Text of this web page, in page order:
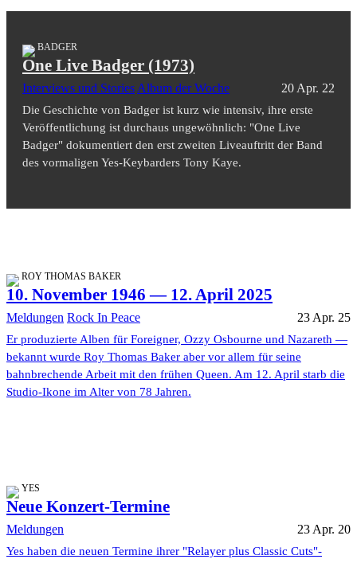
BADGER
One Live Badger (1973)
Interviews und Stories Album der Woche 20 Apr. 22
Die Geschichte von Badger ist kurz wie intensiv, ihre erste
Veröffentlichung ist durchaus ungewöhnlich: "One Live
Badger" dokumentiert den erst zweiten Liveauftritt der Band
des vormaligen Yes-Keybarders Tony Kaye.
ROY THOMAS BAKER
10. November 1946 — 12. April 2025
Meldungen Rock In Peace 23 Apr. 25
Er produzierte Alben für Foreigner, Ozzy Osbourne und Nazareth —
bekannt wurde Roy Thomas Baker aber vor allem für seine
bahnbrechende Arbeit mit den frühen Queen. Am 12. April starb die
Studio-Ikone im Alter von 78 Jahren.
YES
Neue Konzert-Termine
Meldungen 23 Apr. 20
Yes haben die neuen Termine ihrer "Relayer plus Classic Cuts"-